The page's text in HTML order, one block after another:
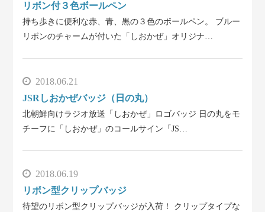
リボン付３色ボールペン
持ち歩きに便利な赤、青、黒の３色のボールペン。 ブルー
リボンのチャームが付いた「しおかぜ」オリジナ…
2018.06.21
JSRしおかぜバッジ（日の丸）
北朝鮮向けラジオ放送「しおかぜ」ロゴバッジ 日の丸をモ
チーフに「しおかぜ」のコールサイン「JS…
2018.06.19
リボン型クリップバッジ
待望のリボン型クリップバッジが入荷！ クリップタイプな